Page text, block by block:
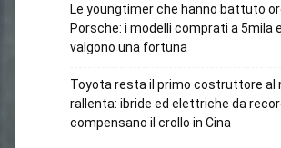
Le youngtimer che hanno battuto
Porsche: i modelli comprati a 5mila
valgono una fortuna
Toyota resta il primo costruttore al
rallenta: ibride ed elettriche da
compensano il crollo in Cina